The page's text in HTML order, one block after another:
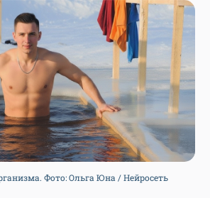
Фото: Ольга Юна / Нейросеть